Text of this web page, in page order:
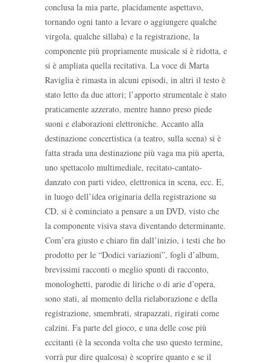
conclusa la mia parte, placidamente aspettavo,
tornando ogni tanto a levare o aggiungere qualche
virgola, qualche sillaba) e la registrazione, la
componente più propriamente musicale si è ridotta, e
si è ampliata quella recitativa. La voce di Marta
Raviglia è rimasta in alcuni episodi, in altri il testo è
stato letto da due attori; l’apporto strumentale è stato
praticamente azzerato, mentre hanno preso piede
suoni e elaborazioni elettroniche. Accanto alla
destinazione concertistica (a teatro, sulla scena) si è
fatta strada una destinazione più vaga ma più aperta,
uno spettacolo multimediale, recitato-cantato-
danzato con parti video, elettronica in scena, ecc. E,
in luogo dell’idea originaria della registrazione su
CD, si è cominciato a pensare a un DVD, visto che
la componente visiva stava diventando determinante.
Com’era giusto e chiaro fin dall’inizio, i testi che ho
prodotto per le “Dodici variazioni”, fogli d’album,
brevissimi racconti o meglio spunti di racconto,
monologhetti, parodie di liriche o di arie d’opera,
sono stati, al momento della rielaborazione e della
registrazione, smembrati, strapazzati, rigirati come
calzini. Fa parte del gioco, e una delle cose più
eccitanti (è la seconda volta che uso questo termine,
vorrà pur dire qualcosa) è scoprire quanto e se il